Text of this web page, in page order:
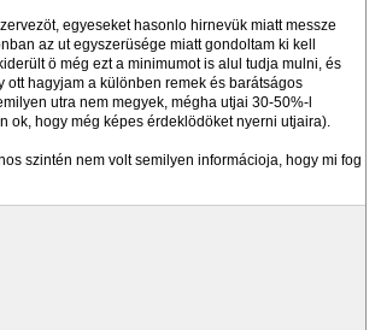
egyeseket hasonlo hirnevük miatt messze
az ut egyszerüsége miatt gondoltam ki kell
ö még ezt a minimumot is alul tudja mulni, és
hagyjam a különben remek és barátságos
utra nem megyek, mégha utjai 30-50%-l
ok, hogy még képes érdeklödöket nyerni utjaira).
szintén nem volt semilyen informácioja, hogy mi fog